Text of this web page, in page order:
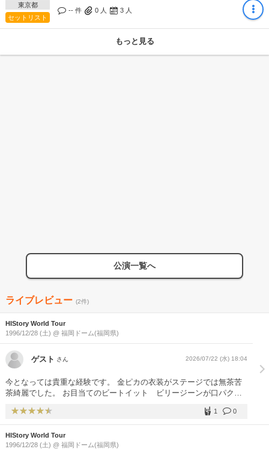
東京都
セットリスト
-- 件 0 人 3 人
もっと見る
公演一覧へ
ライブレビュー (2件)
HIStory World Tour
1996/12/28 (土) @ 福岡ドーム(福岡県)
ゲスト さん 2026/07/22 (水) 18:04
今となっては貴重な経験です。 金ピカの衣装がステージでは無茶苦
茶綺麗でした。 お目当てのビートイット ビリージーンが口パクに
に戦車を上げたり と迫力満点、口パクでもアメリカン・ドリームを
感じられる壮大な ツアーでした。無理矢理ついてきてもらった友人
もそれ以来マイケルジャクソンのファンになっています。
0
1
HIStory World Tour
1996/12/28 (土) @ 福岡ドーム(福岡県)